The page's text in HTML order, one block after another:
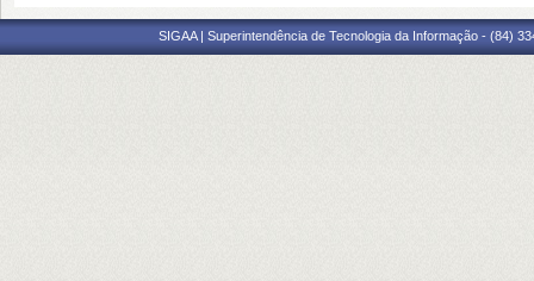
SIGAA | Superintendência de Tecnologia da Informação - (84)